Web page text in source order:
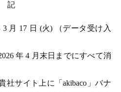
記
3 月 17 日 (火) （データ受け入
年 4 月末日までにすべて消
社サイト上に「akibaco」バナ